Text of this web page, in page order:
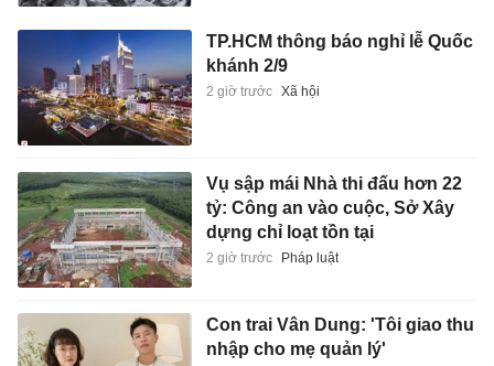
TP.HCM thông báo nghỉ lễ Quốc
khánh 2/9
2 giờ trước Xã hội
Vụ sập mái Nhà thi đấu hơn 22
tỷ: Công an vào cuộc, Sở Xây
dựng chỉ loạt tồn tại
2 giờ trước Pháp luật
Con trai Vân Dung: 'Tôi giao thu
nhập cho mẹ quản lý'